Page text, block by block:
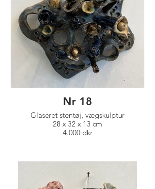
Nr 18
Glaseret stentøj, vægskulptur
28 x 32 x 13 cm
4.000 dkr